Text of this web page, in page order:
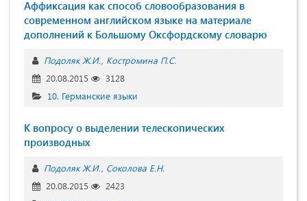
Аффиксация как способ словообразования в
современном английском языке на материале
дополнений к Большому Оксфордскому словарю
Подоляк Ж.И. Костромина П.С.
20.08.2015
3128
10. Германские языки
К вопросу о выделении телескопических
производных
Подоляк Ж.И. Соколова Е.Н.
20.08.2015
2423